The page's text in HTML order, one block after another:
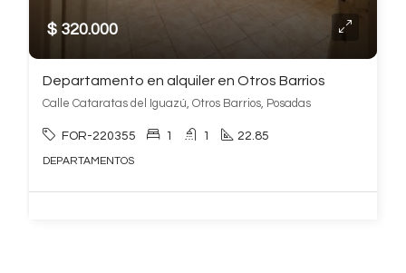
$ 320.000
Departamento en alquiler en Otros Barrios
Calle Cataratas del Iguazú, Otros Barrios, Posadas
FOR-220355 1 1 22.85
DEPARTAMENTOS